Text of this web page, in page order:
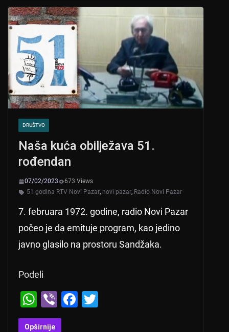
A
p
p
b
o
o
k
DRUŠTVO
Naša kuća obilježava 51.
rođendan
07/02/2023
673 Views
51 godina RTV Novi Pazar, novi pazar, Radio Novi Pazar
7. februara 1972. godine, radio Novi Pazar
počeo je da emituje program, kao jedino
javno glasilo na prostoru Sandžaka.
Podeli
W
h
Vi
b
F
Opširnije